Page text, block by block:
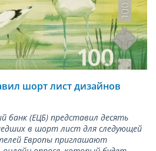
шорт лист дизайнов
банк (ЕЦБ) представил десять
в шорт лист для следующей
Европы приглашают